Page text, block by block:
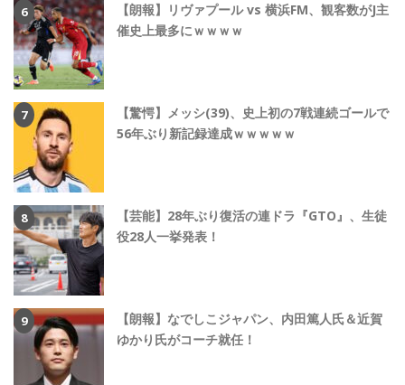
【朗報】リヴァプール vs 横浜FM、観客数がJ主
催史上最多にｗｗｗｗ
【驚愕】メッシ(39)、史上初の7戦連続ゴールで
56年ぶり新記録達成ｗｗｗｗｗ
【芸能】28年ぶり復活の連ドラ『GTO』、生徒
役28人一挙発表！
【朗報】なでしこジャパン、内田篤人氏＆近賀
ゆかり氏がコーチ就任！